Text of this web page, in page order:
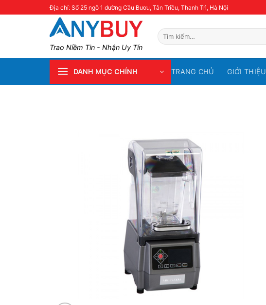
Địa chỉ: Số 25 ngõ 1 đường Cầu Bươu, Tân Triều, Thanh Trì, Hà Nội
Trao Niềm Tin - Nhận Uy Tín
Tìm
kiếm:
DANH MỤC CHÍNH TRANG CHỦ GIỚI THIỆU